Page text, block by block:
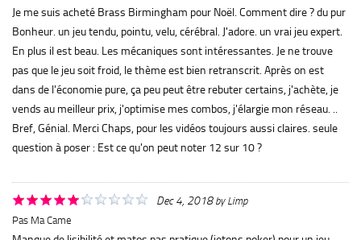
Je me suis acheté Brass Birmingham pour Noël. Comment dire ? du pur
Bonheur. un jeu tendu, pointu, velu, cérébral. J'adore. un vrai jeu expert.
En plus il est beau. Les mécaniques sont intéressantes. Je ne trouve
pas que le jeu soit froid, le thème est bien retranscrit. Après on est
dans de l'économie pure, ça peu peut être rebuter certains, j'achète, je
vends au meilleur prix, j'optimise mes combos, j'élargie mon réseau. ..
Bref, Génial. Merci Chaps, pour les vidéos toujours aussi claires. seule
question à poser : Est ce qu'on peut noter 12 sur 10 ?
Dec 4, 2018by Limp
Pas Ma Came